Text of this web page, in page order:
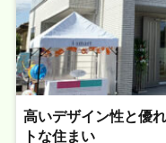
高いデザイン性と優
トな住まい